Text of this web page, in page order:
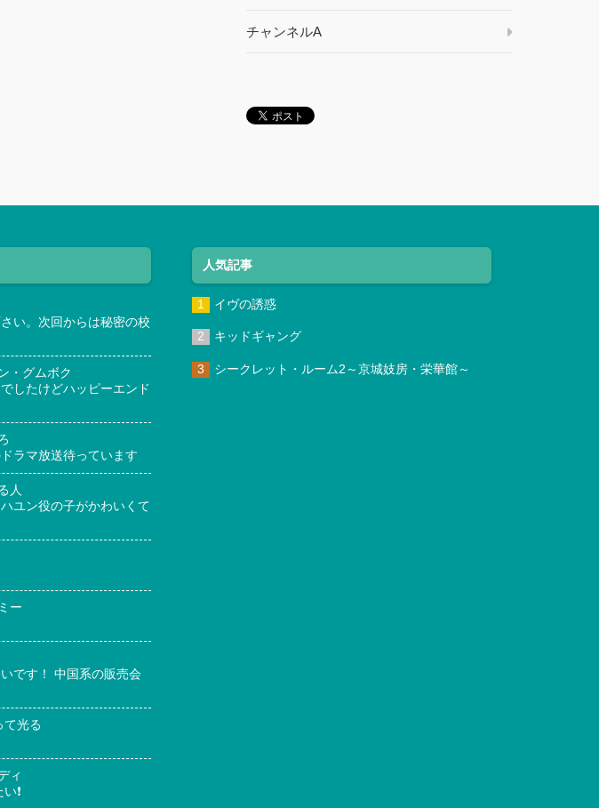
チャンネルA
い。次回からは秘密の校
・グムボク
したけどハッピーエンド
ラマ放送待っています
人
ユン役の子がかわいくて
ー
です！ 中国系の販売会
て光る
ィ
❗
人気記事
イヴの誘惑
キッドギャング
シークレット・ルーム2～京城妓房・栄華館～